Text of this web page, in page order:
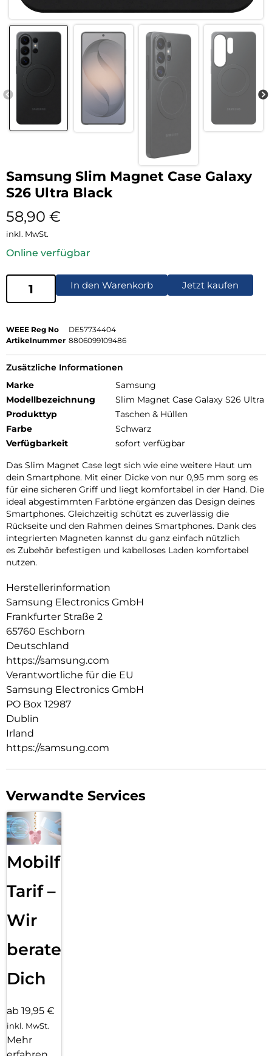
Samsung Slim Magnet Case Galaxy
S26 Ultra Black
58,90 €
inkl. MwSt.
Online verfügbar
In den Warenkorb Jetzt kaufen
WEEE Reg No
DE57734404
Artikelnummer 8806099109486
Zusätzliche Informationen
Marke
Samsung
Modellbezeichnung
Slim Magnet Case Galaxy S26 Ultra
Produkttyp
Taschen & Hüllen
Farbe
Schwarz
Verfügbarkeit
sofort verfügbar
Das Slim Magnet Case legt sich wie eine weitere Haut um
dein Smartphone. Mit einer Dicke von nur 0,95 mm sorg es
für eine sicheren Griff und liegt komfortabel in der Hand. Die
ideal abgestimmten Farbtöne ergänzen das Design deines
Smartphones. Gleichzeitig schützt es zuverlässig die
Rückseite und den Rahmen deines Smartphones. Dank des
integrierten Magneten kannst du ganz einfach nützlich
es Zubehör befestigen und kabelloses Laden komfortabel
nutzen.
Herstellerinformation
Samsung Electronics GmbH
Frankfurter Straße 2
65760 Eschborn
Deutschland
https://samsung.com
Verantwortliche für die EU
Samsung Electronics GmbH
PO Box 12987
Dublin
Irland
https://samsung.com
Verwandte Services
Mobilfunk
Tarif –
Wir
beraten
Dich
ab 19,95 €
inkl. MwSt.
Mehr